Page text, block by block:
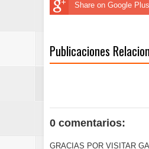
Share on Google Plus
Publicaciones
0 comentarios:
GRACIAS POR VISITAR